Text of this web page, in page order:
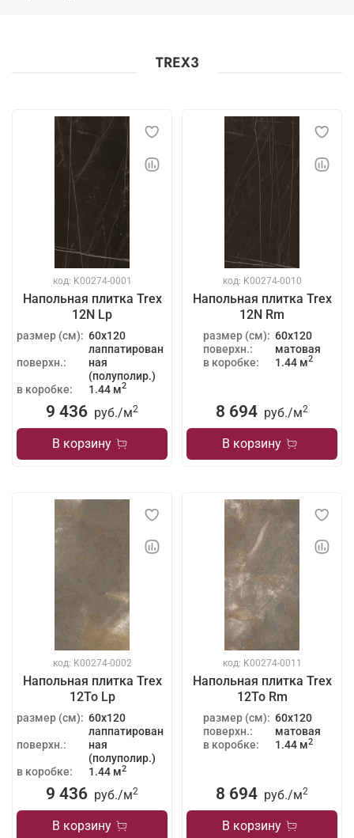
TREX3
код: K00274-0001
Напольная плитка Trex
12N Lp
размер (см): 60x120
поверхн.:
лаппатирован
ная
(полуполир.)
в коробке:
1.44 м2
9 436 руб./м2
В корзину
код: K00274-0010
Напольная плитка Trex
12N Rm
размер (см): 60x120
поверхн.:
матовая
в коробке:
1.44 м2
8 694 руб./м2
В корзину
код: K00274-0002
Напольная плитка Trex
12To Lp
размер (см): 60x120
поверхн.:
лаппатирован
ная
(полуполир.)
в коробке:
1.44 м2
9 436 руб./м2
В корзину
код: K00274-0011
Напольная плитка Trex
12To Rm
размер (см): 60x120
поверхн.:
матовая
в коробке:
1.44 м2
8 694 руб./м2
В корзину